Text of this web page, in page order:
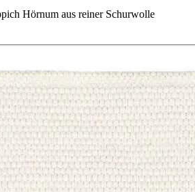
Hörnum aus reiner Schurwolle